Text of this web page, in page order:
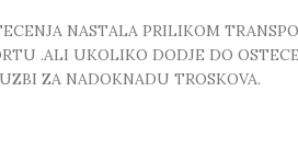
NASTALA PRILIKOM
.ALI UKOLIKO DODJE DO
ZA NADOKNADU TROSKOVA.